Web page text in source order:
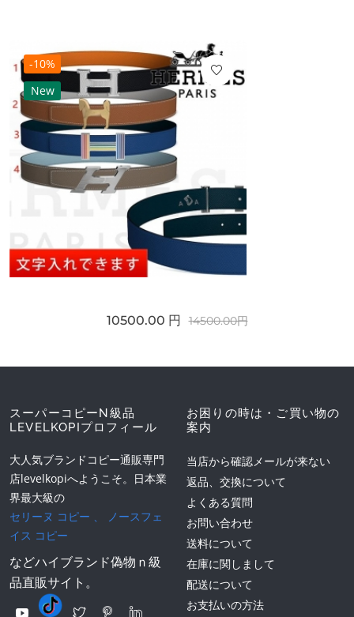
-10%
New
10500.00 円 14500.00円
スーパーコピーN級品
LEVELKOPIプロフィール
大人気ブランドコピー通販専門
店levelkopiへようこそ。日本業
界最大級の
セリーヌ コピー 、
ノースフェ
イス コピー
などハイブランド偽物ｎ級
品直販サイト。
お困りの時は・ご買い物の
案内
当店から確認メールが来ない
返品、交換について
よくある質問
お問い合わせ
送料について
在庫に関しまして
配送について
お支払いの方法